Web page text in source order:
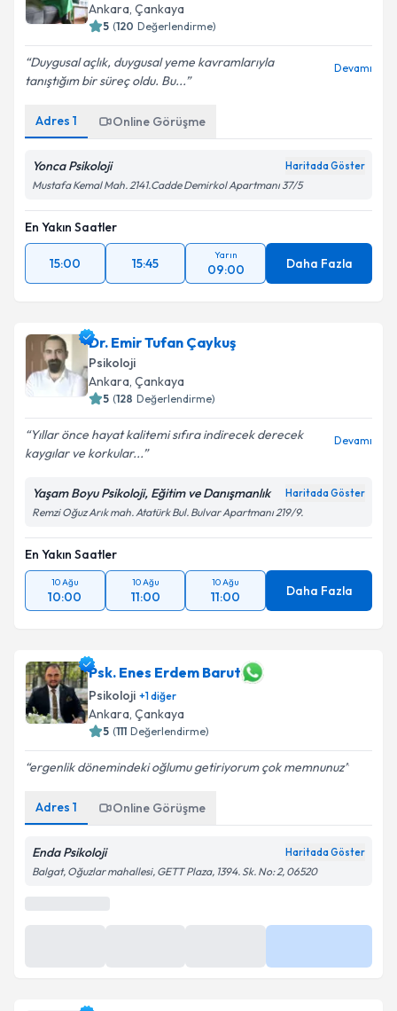
Ankara, Çankaya
5 (120 Değerlendirme)
Duygusal açlık, duygusal yeme kavramlarıyla
tanıştığım bir süreç oldu. Bu...
Devamı
Adres 1 Online Görüşme
Yonca Psikoloji Haritada Göster
Mustafa Kemal Mah. 2141.Cadde Demirkol Apartmanı 37/5
En Yakın Saatler
15:00 15:45
Yarın
09:00 Daha Fazla
Dr. Emir Tufan Çaykuş
Psikoloji
Ankara, Çankaya
5 (128 Değerlendirme)
Yıllar önce hayat kalitemi sıfıra indirecek derecek
kaygılar ve korkular...
Devamı
Yaşam Boyu Psikoloji, Eğitim ve Danışmanlık Haritada Göster
Remzi Oğuz Arık mah. Atatürk Bul. Bulvar Apartmanı 219/9.
En Yakın Saatler
10 Ağu
10:00
10 Ağu
11:00
10 Ağu
11:00 Daha Fazla
Psk. Enes Erdem Barut
Psikoloji +1diğer
Ankara, Çankaya
5 (111 Değerlendirme)
ergenlik dönemindeki oğlumu getiriyorum çok memnunuz
Adres 1 Online Görüşme
Enda Psikoloji Haritada Göster
Balgat, Oğuzlar mahallesi, GETT Plaza, 1394. Sk. No: 2, 06520